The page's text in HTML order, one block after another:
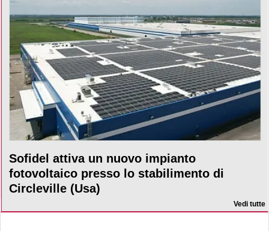
Sofidel attiva un nuovo impianto
fotovoltaico presso lo stabilimento di
Circleville (Usa)
Vedi tutte